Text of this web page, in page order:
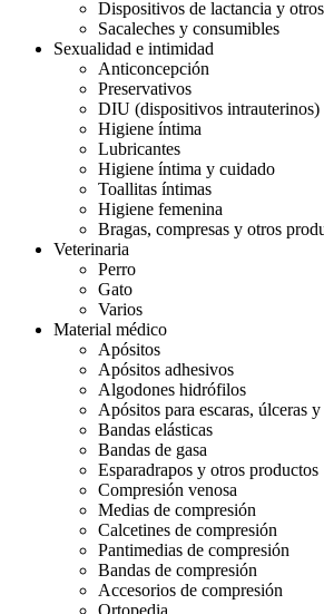
Dispositivos de lactancia y
Sacaleches y consumibles
Sexualidad e intimidad
Anticoncepción
Preservativos
DIU (dispositivos intrauterinos)
Higiene íntima
Lubricantes
Higiene íntima y cuidado
Toallitas íntimas
Higiene femenina
Bragas, compresas y otros
Veterinaria
Perro
Gato
Varios
Material médico
Apósitos
Apósitos adhesivos
Algodones hidrófilos
Apósitos para escaras, úlceras
Bandas elásticas
Bandas de gasa
Esparadrapos y otros productos
Compresión venosa
Medias de compresión
Calcetines de compresión
Pantimedias de compresión
Bandas de compresión
Accesorios de compresión
Ortopedia